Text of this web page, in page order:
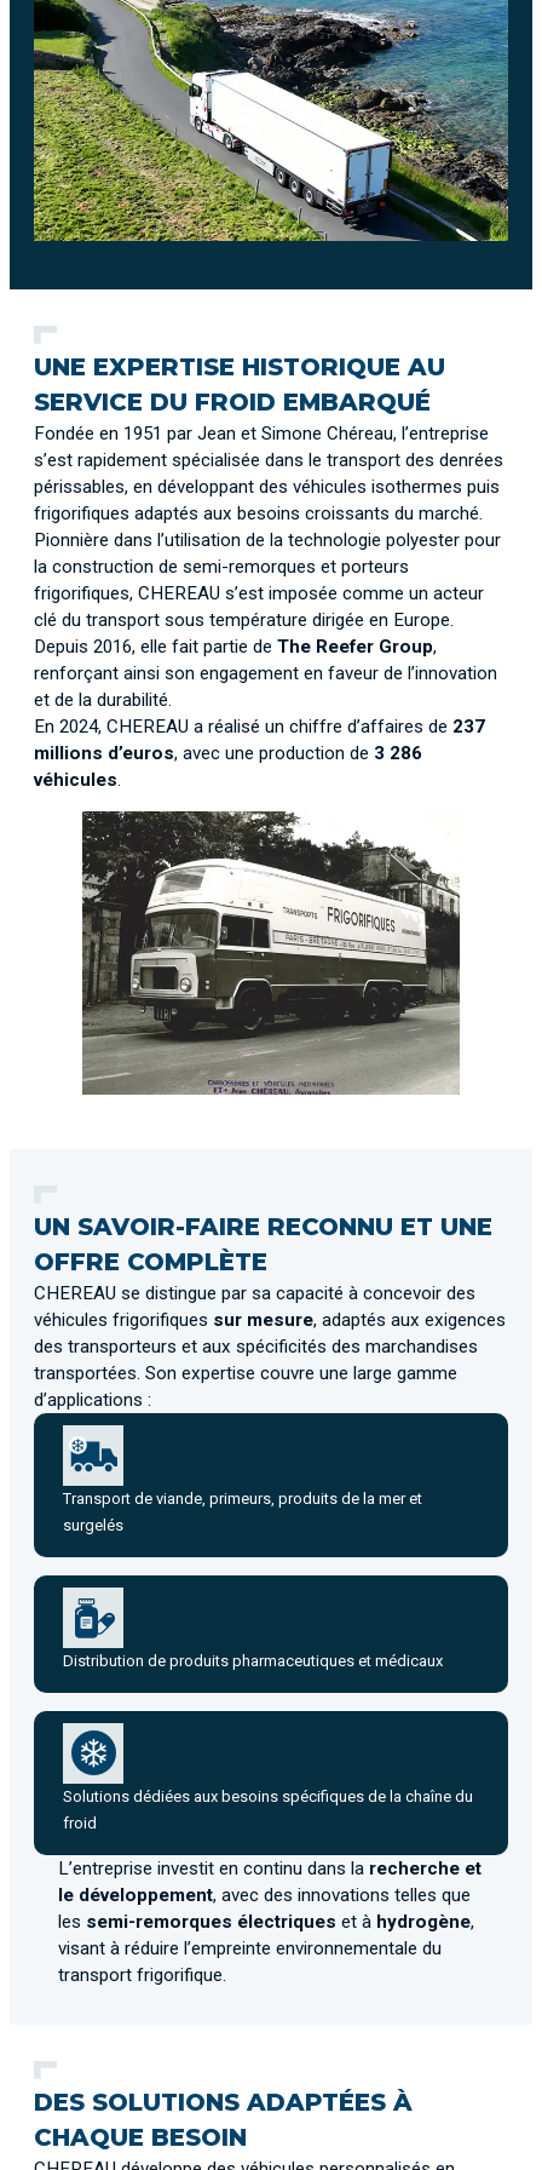
UNE EXPERTISE HISTORIQUE AU
SERVICE DU FROID EMBARQUÉ
Fondée en 1951 par Jean et Simone Chéreau, l’entreprise
s’est rapidement spécialisée dans le transport des denrées
périssables, en développant des véhicules isothermes puis
frigorifiques adaptés aux besoins croissants du marché.
Pionnière dans l’utilisation de la technologie polyester pour
la construction de semi-remorques et porteurs
frigorifiques, CHEREAU s’est imposée comme un acteur
clé du transport sous température dirigée en Europe.
Depuis 2016, elle fait partie de The Reefer Group,
renforçant ainsi son engagement en faveur de l’innovation
et de la durabilité.
En 2024, CHEREAU a réalisé un chiffre d’affaires de 237
millions d’euros, avec une production de 3 286
véhicules.
UN SAVOIR-FAIRE RECONNU ET UNE
OFFRE COMPLÈTE
CHEREAU se distingue par sa capacité à concevoir des
véhicules frigorifiques sur mesure, adaptés aux exigences
des transporteurs et aux spécificités des marchandises
transportées. Son expertise couvre une large gamme
d’applications :
Transport de viande, primeurs, produits de la mer et
surgelés
Distribution de produits pharmaceutiques et médicaux
Solutions dédiées aux besoins spécifiques de la chaîne du
froid
L’entreprise investit en continu dans la recherche et
le développement, avec des innovations telles que
les semi-remorques électriques et à hydrogène,
visant à réduire l’empreinte environnementale du
transport frigorifique.
DES SOLUTIONS ADAPTÉES À
CHAQUE BESOIN